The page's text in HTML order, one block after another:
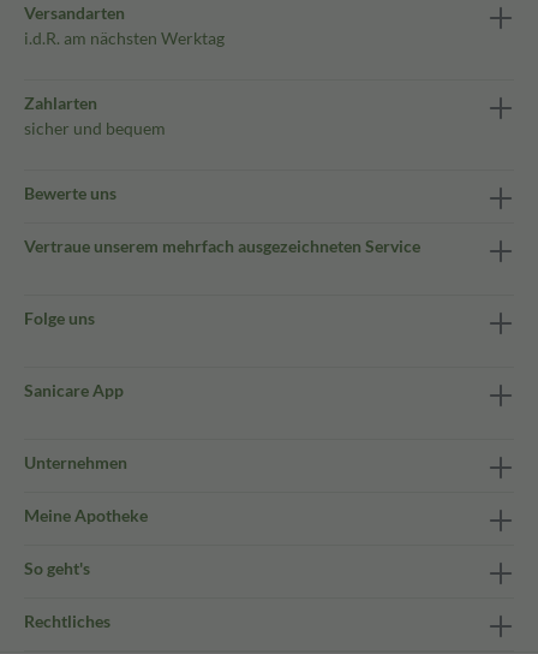
Versandarten
i.d.R. am nächsten Werktag
Zahlarten
sicher und bequem
Bewerte uns
Vertraue unserem mehrfach ausgezeichneten Service
Folge uns
Sanicare App
Unternehmen
Meine Apotheke
So geht's
Rechtliches